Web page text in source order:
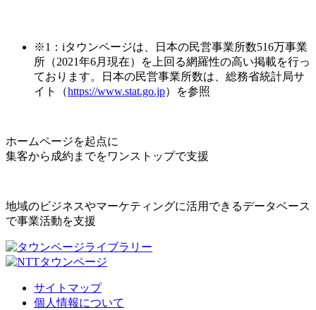
※1：iタウンページは、日本の民営事業所数516万事業
所（2021年6月現在）を上回る網羅性の高い掲載を行っ
ております。日本の民営事業所数は、総務省統計局サ
イト（https://www.stat.go.jp）を参照
ホームページを起点に
集客から成約までをワンストップで支援
地域のビジネスやマーケティングに活用できるデータベース
で事業活動を支援
サイトマップ
個人情報について